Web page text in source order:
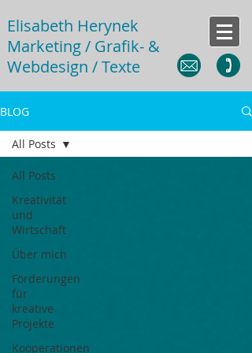
Elisabeth Herynek
Marketing / Grafik- &
Webdesign / Texte
BLOG
All Posts
Kreativität
und
Wirtschaft
Über mich
Förderungen
für
kreative
Projekte
Kooperationen
All Posts